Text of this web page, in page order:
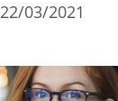
22/03/2021